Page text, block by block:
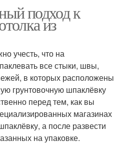
подход к
из
учесть, что на
все стыки, швы,
в которых расположены
грунтовочную шпаклёвку
перед тем, как вы
магазинах
а после развести
на упаковке.